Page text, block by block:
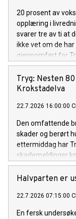
20 prosent av
opplæring i
svarer tre av ti at
ikke vet om de
gjennomført for
Tryg: Nesten
Krokstadelva
22.7.2026 16:00:00
Den omfattende
skader og berørt
ettermiddag har
skademeldinger
Halvparten er
22.7.2026 07:15:00
En fersk